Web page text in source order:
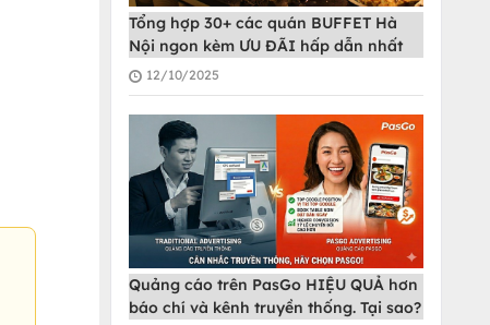
Tổng hợp 30+ các quán BUFFET Hà
Nội ngon kèm ƯU ĐÃI hấp dẫn nhất
12/10/2025
Quảng cáo trên PasGo HIỆU QUẢ hơn
báo chí và kênh truyền thống. Tại sao?